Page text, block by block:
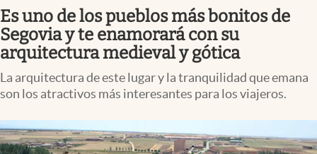
Es uno de los pueblos más bonitos de
Segovia y te enamorará con su
arquitectura medieval y gótica
La arquitectura de este lugar y la tranquilidad que emana
son los atractivos más interesantes para los viajeros.